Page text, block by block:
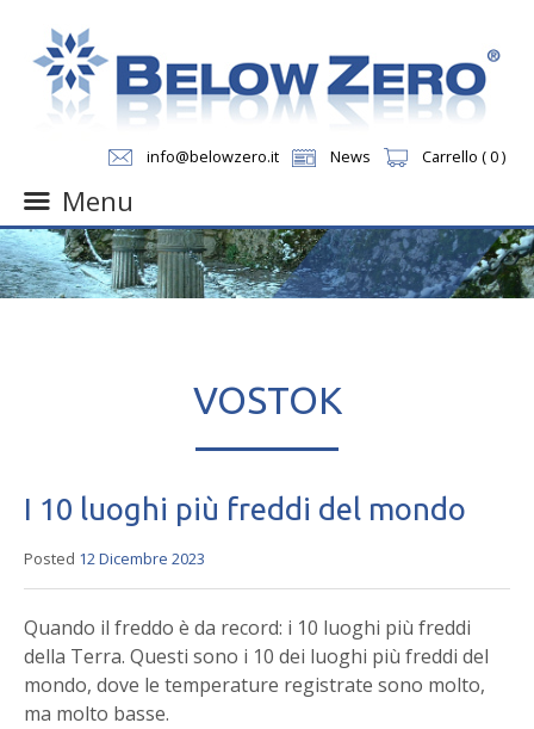
info@belowzero.it News Carrello ( 0 )
Menu
Skip
to
content
VOSTOK
I 10 luoghi più freddi del mondo
Posted 12 Dicembre 2023
Quando il freddo è da record: i 10 luoghi più freddi
della Terra. Questi sono i 10 dei luoghi più freddi del
mondo, dove le temperature registrate sono molto,
ma molto basse.